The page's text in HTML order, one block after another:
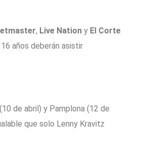
, Live Nation y El Corte
años deberán asistir
de abril) y Pamplona (12 de
que solo Lenny Kravitz